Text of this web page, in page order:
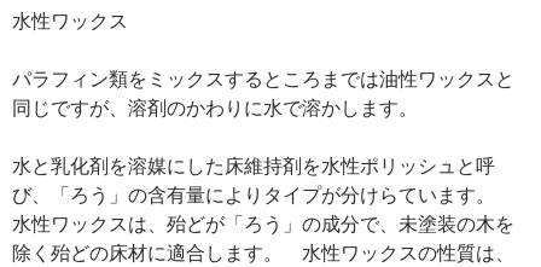
水性ワックス
パラフィン類をミックスするところまでは油性ワックスと
同じですが、溶剤のかわりに水で溶かします。
水と乳化剤を溶媒にした床維持剤を水性ポリッシュと呼
び、「ろう」の含有量によりタイプが分けらています。
水性ワックスは、殆どが「ろう」の成分で、未塗装の木を
除く殆どの床材に適合します。 水性ワックスの性質は、